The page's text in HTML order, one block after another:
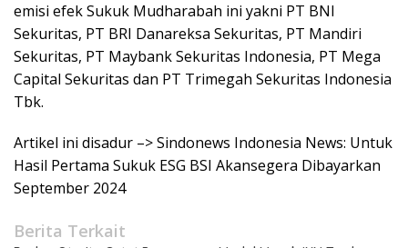
emisi efek Sukuk Mudharabah ini yakni PT BNI
Sekuritas, PT BRI Danareksa Sekuritas, PT Mandiri
Sekuritas, PT Maybank Sekuritas Indonesia, PT Mega
Capital Sekuritas dan PT Trimegah Sekuritas Indonesia
Tbk.
Artikel ini disadur –> Sindonews Indonesia News: Untuk
Hasil Pertama Sukuk ESG BSI Akansegera Dibayarkan
September 2024
Berita Terkait